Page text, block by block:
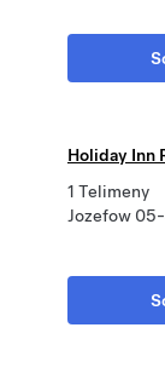
Holiday Inn
1 Telimeny
Jozefow